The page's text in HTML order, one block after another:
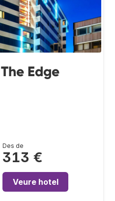
Edge
Des de
313 €
Veure hotel